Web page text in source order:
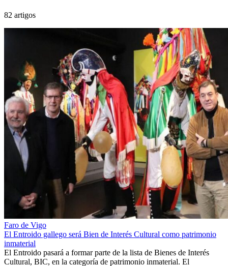
82 artigos
Faro de Vigo
El Entroido gallego será Bien de Interés Cultural como patrimonio
inmaterial
El Entroido pasará a formar parte de la lista de Bienes de Interés
Cultural, BIC, en la categoría de patrimonio inmaterial. El